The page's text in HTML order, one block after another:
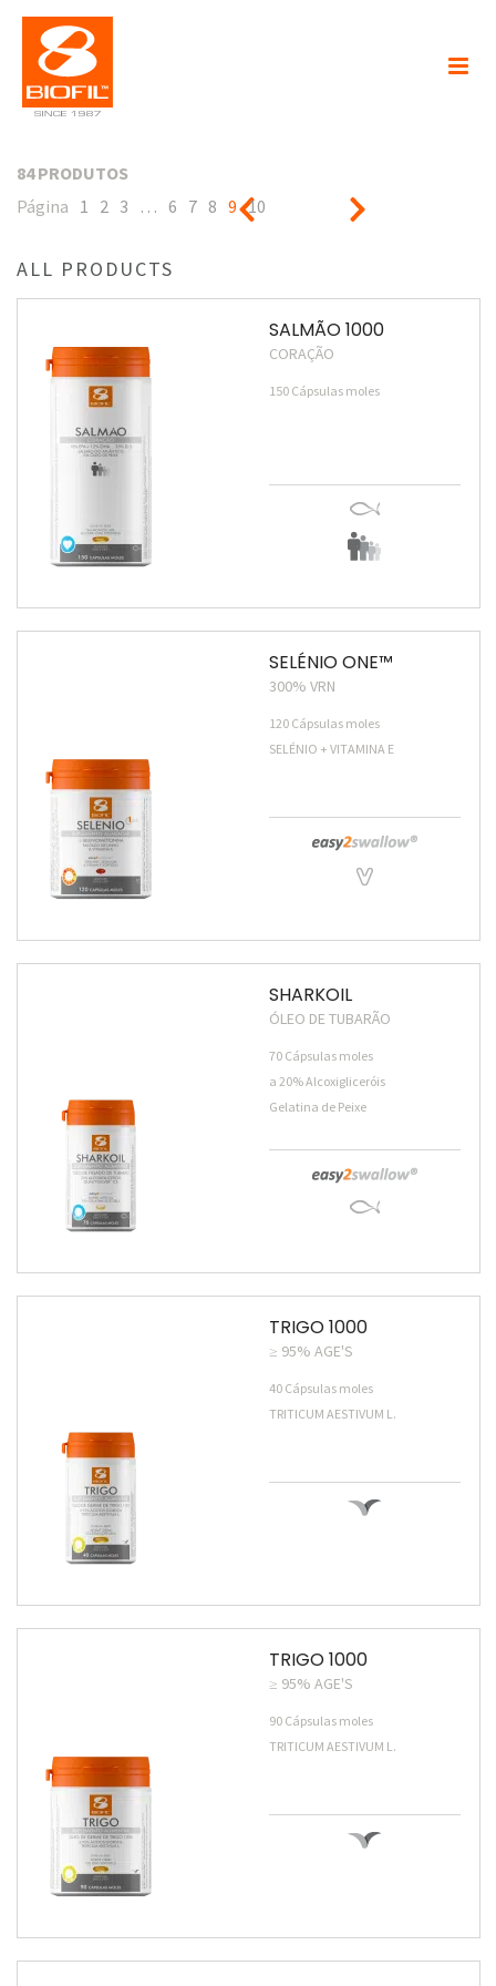
84 PRODUTOS
Página 1 2 3 … 6 7 8 9 10
ALL PRODUCTS
SALMÃO 1000
CORAÇÃO
150 Cápsulas moles
SELÉNIO ONE™
300% VRN
120 Cápsulas moles
SELÉNIO + VITAMINA E
SHARKOIL
ÓLEO DE TUBARÃO
70 Cápsulas moles
a 20% Alcoxigliceróis
Gelatina de Peixe
TRIGO 1000
≥ 95% AGE'S
40 Cápsulas moles
TRITICUM AESTIVUM L.
TRIGO 1000
≥ 95% AGE'S
90 Cápsulas moles
TRITICUM AESTIVUM L.